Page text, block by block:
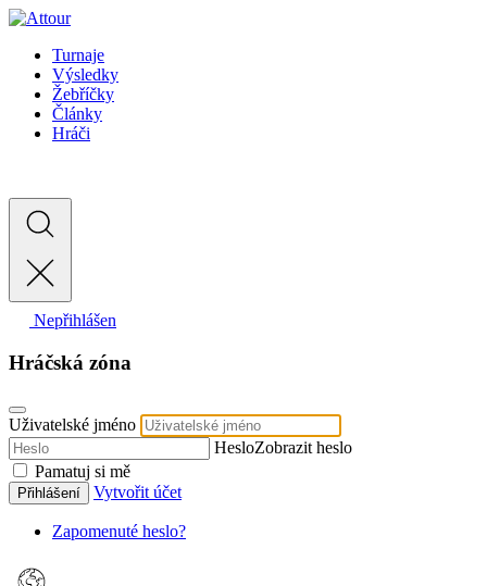
Turnaje
Výsledky
Žebříčky
Články
Hráči
Nepřihlášen
Hráčská zóna
Uživatelské jméno
HesloZobrazit heslo
Pamatuj si mě
Přihlášení Vytvořit účet
Zapomenuté heslo?